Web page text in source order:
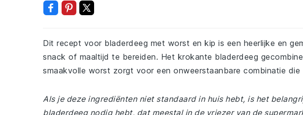
Dit recept voor bladerdeeg met worst en kip is een heerlijke en
snack of maaltijd te bereiden. Het krokante bladerdeeg
smaakvolle worst zorgt voor een onweerstaanbare combinatie
Als je deze ingrediënten niet standaard in huis hebt, is het
bladerdeeg nodig hebt, dat meestal in de vriezer van de